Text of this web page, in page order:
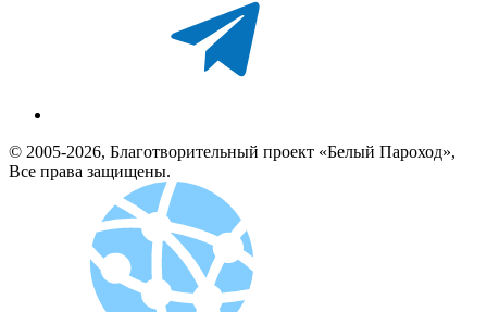
© 2005-2026, Благотворительный проект «Белый Пароход»,
Все права защищены.